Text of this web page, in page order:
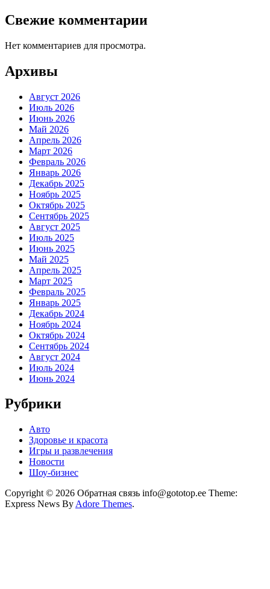
Свежие комментарии
Нет комментариев для просмотра.
Архивы
Август 2026
Июль 2026
Июнь 2026
Май 2026
Апрель 2026
Март 2026
Февраль 2026
Январь 2026
Декабрь 2025
Ноябрь 2025
Октябрь 2025
Сентябрь 2025
Август 2025
Июль 2025
Июнь 2025
Май 2025
Апрель 2025
Март 2025
Февраль 2025
Январь 2025
Декабрь 2024
Ноябрь 2024
Октябрь 2024
Сентябрь 2024
Август 2024
Июль 2024
Июнь 2024
Рубрики
Авто
Здоровье и красота
Игры и развлечения
Новости
Шоу-бизнес
Copyright © 2026 Обратная связь info@gototop.ee Theme:
Express News By Adore Themes.